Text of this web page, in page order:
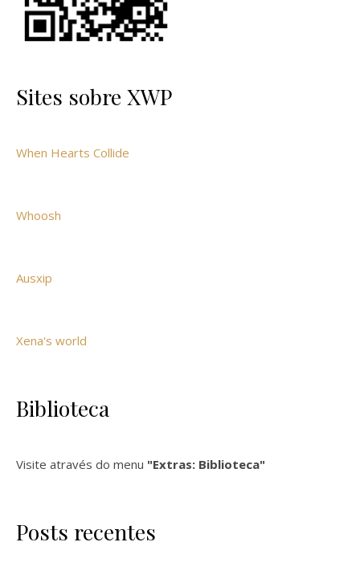
Sites sobre XWP
When Hearts Collide
Whoosh
Ausxip
Xena's world
Biblioteca
Visite através do menu "Extras: Biblioteca"
Posts recentes